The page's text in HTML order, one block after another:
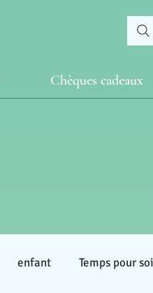
Chèques cadeaux
enfant Temps pour soi